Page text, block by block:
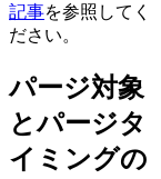
記事を参照してく
ださい。
パージ対象
とパージタ
イミングの